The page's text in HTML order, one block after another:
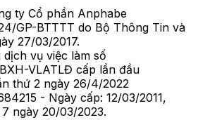
ty Cổ phần Anphabe
GP-BTTTT do Bộ Thông Tin và
27/03/2017.
vụ việc làm số
VLATLĐ cấp lần đầu
thứ 2 ngày 26/4/2022
- Ngày cấp: 12/03/2011,
ngày 20/03/2023.